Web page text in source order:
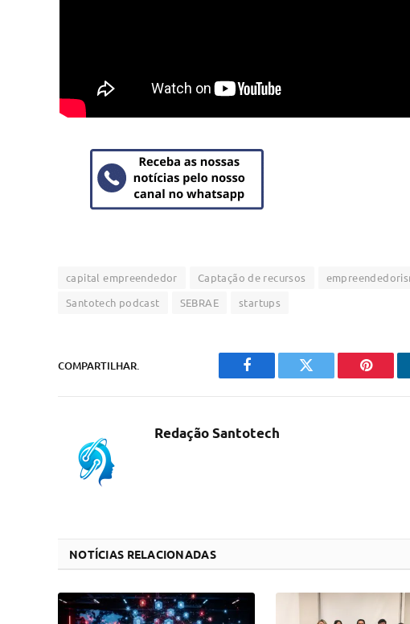
capital empreendedor Captação de recursos
Santotech podcast
SEBRAE startups
COMPARTILHAR.
Facebook Twitter
Redação Santotech
NOTÍCIAS RELACIONADAS